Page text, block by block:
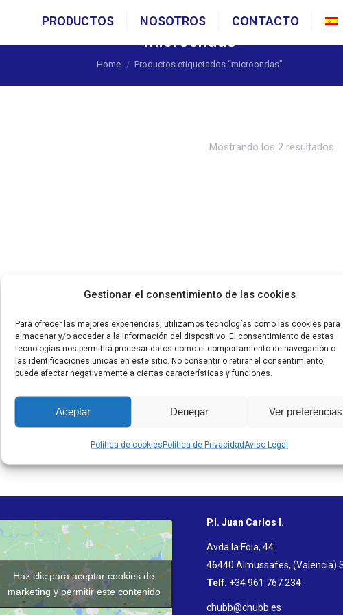
Gestionar el consentimiento de las cookies
Para ofrecer las mejores experiencias, utilizamos tecnologías como las cookies para
almacenar y/o acceder a la información del dispositivo. El consentimiento de estas
tecnologías nos permitirá procesar datos como el comportamiento de navegación o
las identificaciones únicas en este sitio. No consentir o retirar el consentimiento,
puede afectar negativamente a ciertas características y funciones.
Aceptar Denegar Ver preferencias
Política de cookiesPolítica de Privacidad Aviso Legal
PRODUCTOS NOSOTROS CONTACTO
microondas
You are here:
Home Productos etiquetados “microondas”
Mostrando los 2 resultados
Haz clic para aceptar cookies de
marketing y permitir este contenido
P.I. Juan Carlos I.
Avda la Foia, 44.
46440 Almussafes, (Valencia)
Telf. +34 961 767 234
chubb@chubb.es